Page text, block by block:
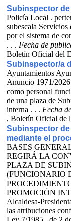
Subinspector de
Policía Local .
subescala
por el sistema de
. . . Fecha de
Boletín Oficial del
Subinspector/a
Ayuntamientos
Anuncio 1971/
como personal
de una plaza de
interna . . . Fecha
, Boletín Oficial de
Subinspector
mediante el
BASES
REGIRÁ LA
PLAZA DE
(FUNCIONARIO
PROMOCIÓN
Alcaldesa-
las atribuciones